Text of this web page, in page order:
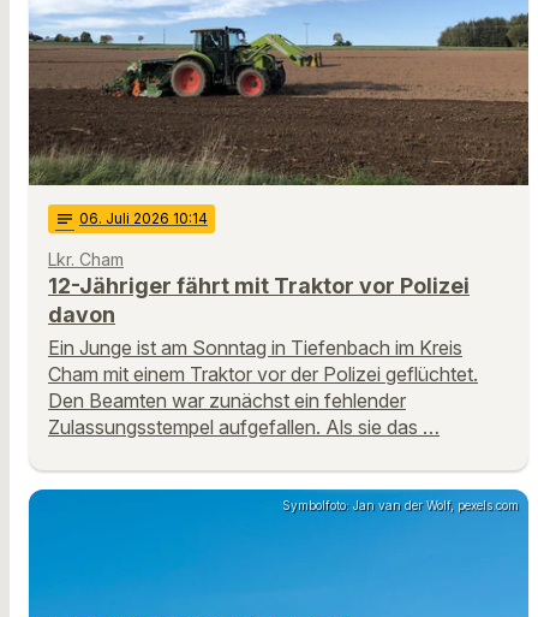
notes 06. Juli 2026 10:14
Lkr. Cham
12-Jähriger fährt mit Traktor vor Polizei
davon
Ein Junge ist am Sonntag in Tiefenbach im Kreis
Cham mit einem Traktor vor der Polizei geflüchtet.
Den Beamten war zunächst ein fehlender
Zulassungsstempel aufgefallen. Als sie das …
Symbolfoto: Jan van der Wolf, pexels.com